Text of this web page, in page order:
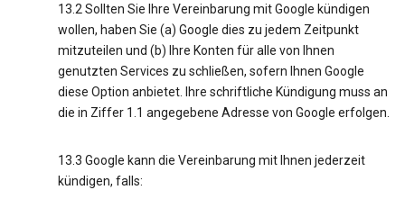
13.2 Sollten Sie Ihre Vereinbarung mit Google kündigen
wollen, haben Sie (a) Google dies zu jedem Zeitpunkt
mitzuteilen und (b) Ihre Konten für alle von Ihnen
genutzten Services zu schließen, sofern Ihnen Google
diese Option anbietet. Ihre schriftliche Kündigung muss an
die in Ziffer 1.1 angegebene Adresse von Google erfolgen.
13.3 Google kann die Vereinbarung mit Ihnen jederzeit
kündigen, falls: